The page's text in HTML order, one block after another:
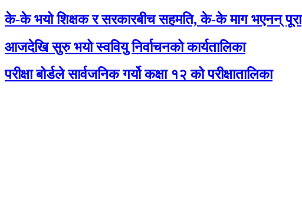
के-के भयो शिक्षक र सरकारबीच सहमति, के-के माग भएनन् पूरा
आजदेखि सुरु भयो स्ववियु निर्वाचनको कार्यतालिका
परीक्षा बोर्डले सार्वजनिक गर्यो कक्षा १२ को परीक्षातालिका